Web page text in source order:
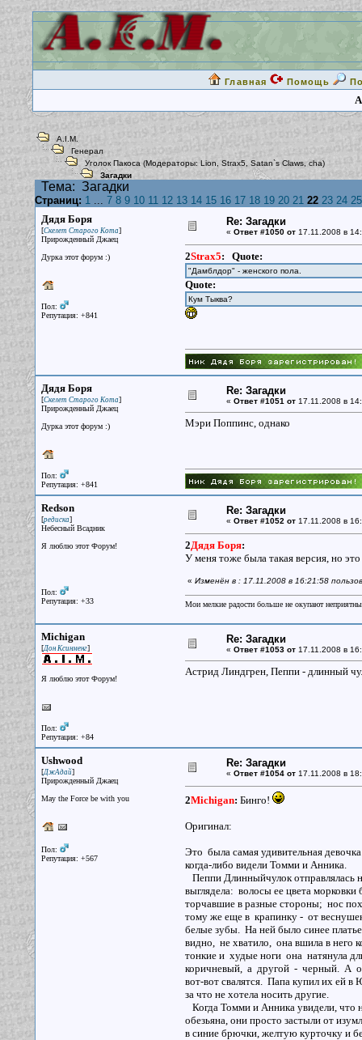
Главная Помощь
A.I.M.
Генерал
Уголок Пакоса (Модераторы:Lion Strax5 Satan`s Claws,cha)
Загадки
Тема: Загадки
Страниц: 1... 7 8 9 10 11 12 13 14 15 16 17 18 19 20 21 22 23 24 25
Дядя Боря
[Скелет Старого Кота]
Прирожденный Джаец
Дурка этот форум :)
Пол:
Репутация: +841
Re: Загадки
« Ответ #1050 от17.11.2008 в
2Strax5: Quote:
"Дамблдор" - женского пола.
Quote:
Кум Тыква?
Дядя Боря
[Скелет Старого Кота]
Прирожденный Джаец
Дурка этот форум :)
Пол:
Репутация: +841
Re: Загадки
« Ответ #1051 от17.11.2008 в
Мэри Поппинс, однако
Redson
[редиска]
Небесный Всадник
Я люблю этот Форум!
Пол:
Репутация: +33
Re: Загадки
« Ответ #1052 от17.11.2008 в
2Дядя Боря:
У меня тоже была такая версия, но
« Изменён в : 17.11.2008 в 16:21:58
Мои мелкие радости больше не окупают
Michigan
[Дон Ксинменг]
Я люблю этот Форум!
Пол:
Репутация: +84
Re: Загадки
« Ответ #1053 от17.11.2008 в
Астрид Линдгрен, Пеппи - длинный
Ushwood
[ДжАдай]
Прирожденный Джаец
May the Force be with you
Пол:
Репутация: +567
Re: Загадки
« Ответ #1054 от17.11.2008 в
2Michigan: Бинго!
Оригинал:
Это была самая удивительная
когда-либо видели Томми и Анника.
Пеппи Длинныйчулок
выглядела: волосы ее цвета морковки
торчавшие в разные стороны; нос
тому же еще в крапинку - от
белые зубы. На ней было синее
видно, не хватило, она вшила в него
тонкие и худые ноги она натянула
коричневый, а другой - черный. А
вот-вот свалятся. Папа купил их ей
за что не хотела носить другие.
Когда Томми и Анника увидели, что
обезьяна, они просто застыли от
в синие брючки, желтую курточку и